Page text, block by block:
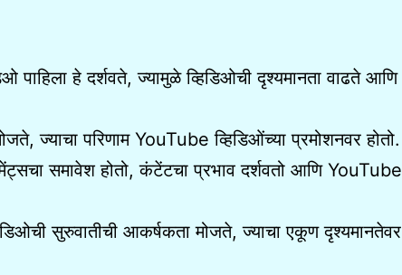
पाहिला हे दर्शवते, ज्यामुळे व्हिडिओची दृश्यमानता वाढते आणि
ज्याचा परिणाम YouTube व्हिडिओंच्या प्रमोशनवर होतो.
समावेश होतो, कंटेंटचा प्रभाव दर्शवतो आणि YouTube
सुरुवातीची आकर्षकता मोजते, ज्याचा एकूण दृश्यमानतेवर